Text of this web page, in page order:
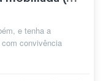
e tenha a
convivência